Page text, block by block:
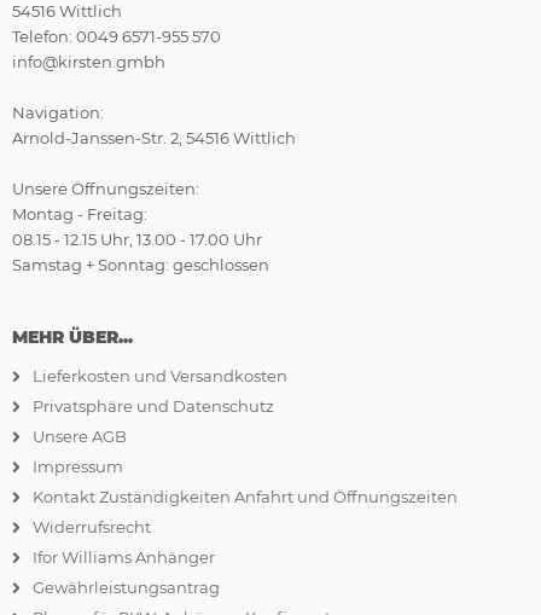
54516 Wittlich
Telefon: 0049 6571-955 570
info@kirsten.gmbh
Navigation:
Arnold-Janssen-Str. 2, 54516 Wittlich
Unsere Öffnungszeiten:
Montag - Freitag:
08.15 - 12.15 Uhr, 13.00 - 17.00 Uhr
Samstag + Sonntag: geschlossen
MEHR ÜBER...
Lieferkosten und Versandkosten
Privatsphäre und Datenschutz
Unsere AGB
Impressum
Kontakt Zuständigkeiten Anfahrt und Öffnungszeiten
Widerrufsrecht
Ifor Williams Anhänger
Gewährleistungsantrag